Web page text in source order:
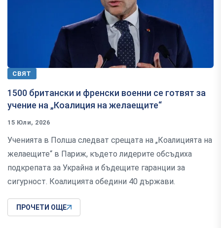
СВЯТ
1500 британски и френски военни се готвят за
учение на „Коалиция на желаещите“
15 Юли, 2026
Ученията в Полша следват срещата на „Коалицията на
желаещите“ в Париж, където лидерите обсъдиха
подкрепата за Украйна и бъдещите гаранции за
сигурност. Коалицията обедини 40 държави.
ПРОЧЕТИ ОЩЕ